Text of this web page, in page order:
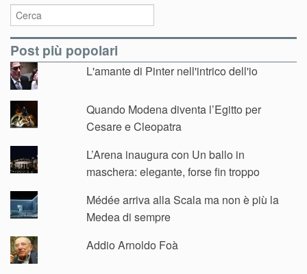
Post più popolari
L'amante di Pinter nell'intrico dell'io
Quando Modena diventa l’Egitto per
Cesare e Cleopatra
L’Arena inaugura con Un ballo in
maschera: elegante, forse fin troppo
Médée arriva alla Scala ma non è più la
Medea di sempre
Addio Arnoldo Foà